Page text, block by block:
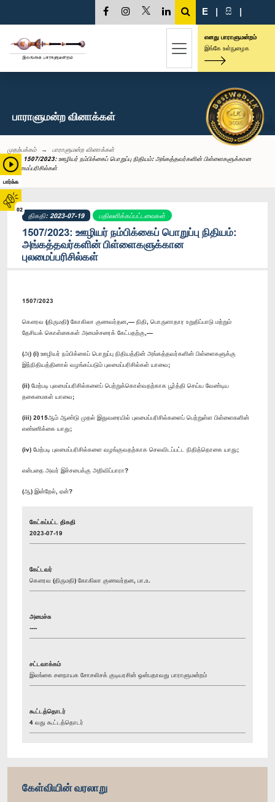
பார்க்க
02
E | සි |
எனது பாராளுமன்றம்
இங்கே உள்நுழைக
பாராளுமன்ற வினாக்கள்
முதற்பக்கம்
பாராளுமன்ற வினாக்கள்
1507/2023: ஊழியர் நம்பிக்கைப் பொறுப்பு நிதியம்: அங்கத்தவர்களின் பிள்ளைகளுக்கான
புலமைப்பரிசில்கள்
திகதி: 2023-07-19 பதிலளிக்கப்பட்டவைகள்
1507/2023: ஊழியர் நம்பிக்கைப் பொறுப்பு நிதியம்:
அங்கத்தவர்களின் பிள்ளைகளுக்கான
புலமைப்பரிசில்கள்
1507/2023
கௌரவ (திருமதி) கோகிலா குணவர்தன,— நிதி, பொருளாதார உறுதிப்பாடு மற்றும்
தேசியக் கொள்கைகள் அமைச்சரைக் கேட்பதற்கு,—
(அ) (i) ஊழியர் நம்பிக்கைப் பொறுப்பு நிதியத்தின் அங்கத்தவர்களின் பிள்ளைகளுக்கு
இந்நிதியத்தினால் வழங்கப்படும் புலமைப்பரிசில்கள் யாவை;
(ii) மேற்படி புலமைப்பரிசில்களைப் பெற்றுக்கொள்வதற்காக பூர்த்தி செய்ய வேண்டிய
தகைமைகள் யாவை;
(iii) 2015ஆம் ஆண்டு முதல் இதுவரையில் புலமைப்பரிசில்களைப் பெற்றுள்ள பிள்ளைகளின்
எண்ணிக்கை யாது;
(iv) மேற்படி புலமைப்பரிசில்களை வழங்குவதற்காக செலவிடப்பட்ட நிதித்தொகை யாது;
என்பதை அவர் இச்சபைக்கு அறிவிப்பாரா?
(ஆ) இன்றேல், ஏன்?
கேட்கப்பட்ட திகதி
2023-07-19
கேட்டவர்
கௌரவ (திருமதி) கோகிலா குணவர்தன, பா.உ.
அமைச்சு
----
சட்டவாக்கம்
இலங்கை சனநாயக சோசலிசக் குடியரசின் ஒன்பதாவது பாராளுமன்றம்
கூட்டத்தொடர்
4 வது கூட்டத்தொடர்
கேள்வியின் வரலாறு